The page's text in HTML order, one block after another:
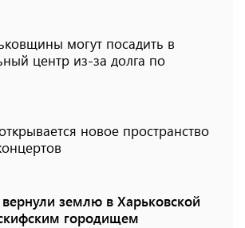
могут посадить в
центр из-за долга по
новое пространство
вернули землю в Харьковской
городищем